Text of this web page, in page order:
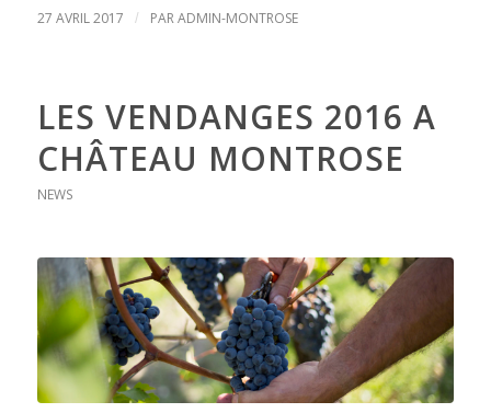
27 AVRIL 2017 / PARADMIN-MONTROSE
LES VENDANGES 2016 A
CHÂTEAU MONTROSE
NEWS